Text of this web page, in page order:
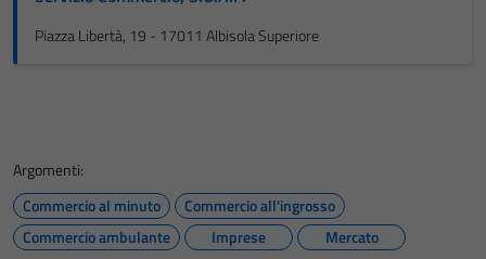
Piazza Libertà, 19 - 17011 Albisola Superiore
Argomenti:
Commercio al minuto
Commercio all'ingrosso
Commercio ambulante
Imprese Mercato